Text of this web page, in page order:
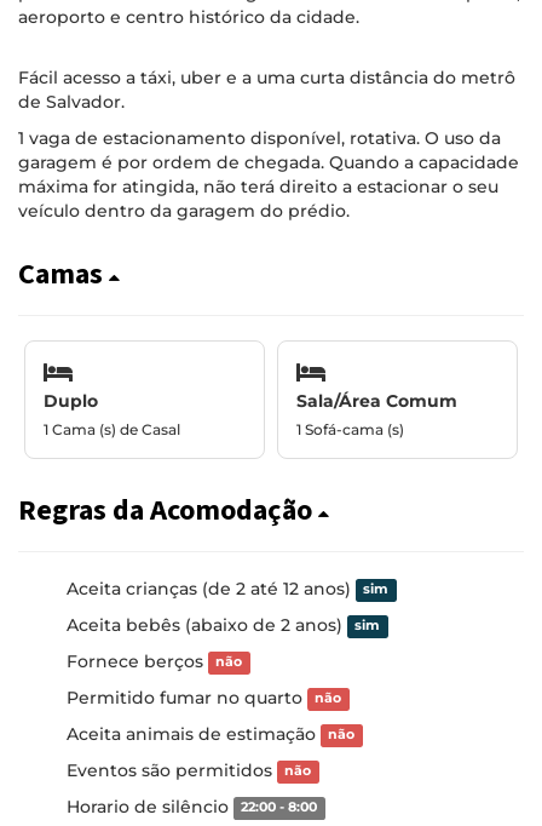
aeroporto e centro histórico da cidade.
Fácil acesso a táxi, uber e a uma curta distância do metrô
de Salvador.
1 vaga de estacionamento disponível, rotativa. O uso da
garagem é por ordem de chegada. Quando a capacidade
máxima for atingida, não terá direito a estacionar o seu
veículo dentro da garagem do prédio.
Camas
Duplo
1 Cama (s) de Casal
Sala/Área Comum
1 Sofá-cama (s)
Regras da Acomodação
Aceita crianças (de 2 até 12 anos) sim
Aceita bebês (abaixo de 2 anos) sim
Fornece berços não
Permitido fumar no quarto não
Aceita animais de estimação não
Eventos são permitidos não
Horario de silêncio 22:00 - 8:00